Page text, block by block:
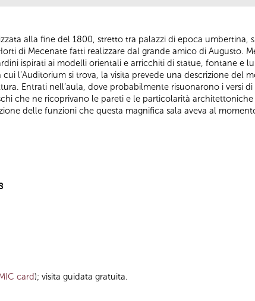
alla fine del 1800, stretto tra palazzi di epoca umbertina,
di Mecenate fatti realizzare dal grande amico di Augusto.
ispirati ai modelli orientali e arricchiti di statue, fontane e
l’Auditorium si trova, la visita prevede una descrizione del
Entrati nell’aula, dove probabilmente risuonarono i versi
che ne ricoprivano le pareti e le particolarità
delle funzioni che questa magnifica sala aveva al
card); visita guidata gratuita.